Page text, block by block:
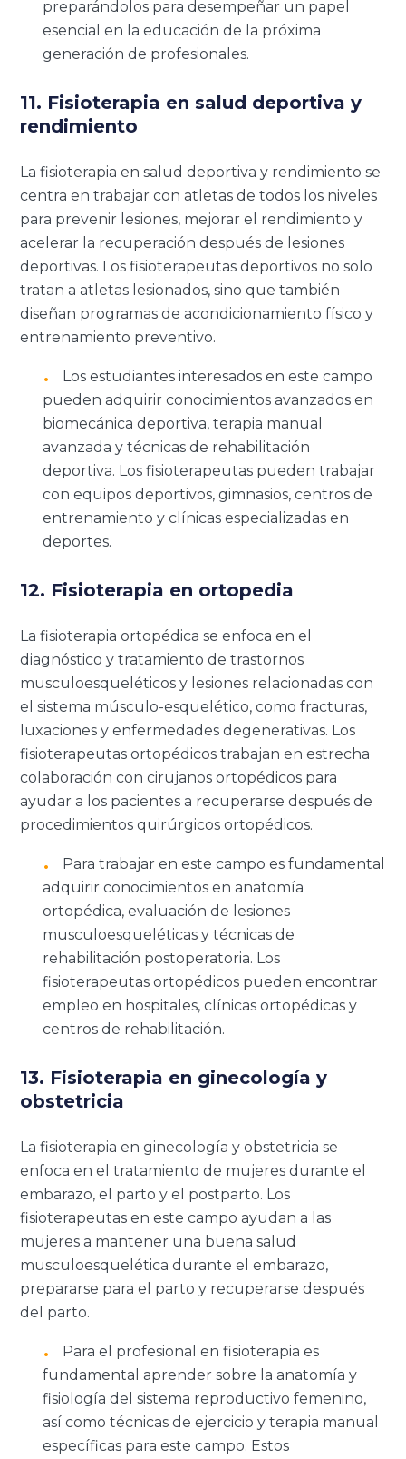
preparándolos para desempeñar un papel
esencial en la educación de la próxima
generación de profesionales.
11. Fisioterapia en salud deportiva y
rendimiento
La fisioterapia en salud deportiva y rendimiento se
centra en trabajar con atletas de todos los niveles
para prevenir lesiones, mejorar el rendimiento y
acelerar la recuperación después de lesiones
deportivas. Los fisioterapeutas deportivos no solo
tratan a atletas lesionados, sino que también
diseñan programas de acondicionamiento físico y
entrenamiento preventivo.
Los estudiantes interesados en este campo
pueden adquirir conocimientos avanzados en
biomecánica deportiva, terapia manual
avanzada y técnicas de rehabilitación
deportiva. Los fisioterapeutas pueden trabajar
con equipos deportivos, gimnasios, centros de
entrenamiento y clínicas especializadas en
deportes.
12. Fisioterapia en ortopedia
La fisioterapia ortopédica se enfoca en el
diagnóstico y tratamiento de trastornos
musculoesqueléticos y lesiones relacionadas con
el sistema músculo-esquelético, como fracturas,
luxaciones y enfermedades degenerativas. Los
fisioterapeutas ortopédicos trabajan en estrecha
colaboración con cirujanos ortopédicos para
ayudar a los pacientes a recuperarse después de
procedimientos quirúrgicos ortopédicos.
Para trabajar en este campo es fundamental
adquirir conocimientos en anatomía
ortopédica, evaluación de lesiones
musculoesqueléticas y técnicas de
rehabilitación postoperatoria. Los
fisioterapeutas ortopédicos pueden encontrar
empleo en hospitales, clínicas ortopédicas y
centros de rehabilitación.
13. Fisioterapia en ginecología y
obstetricia
La fisioterapia en ginecología y obstetricia se
enfoca en el tratamiento de mujeres durante el
embarazo, el parto y el postparto. Los
fisioterapeutas en este campo ayudan a las
mujeres a mantener una buena salud
musculoesquelética durante el embarazo,
prepararse para el parto y recuperarse después
del parto.
Para el profesional en fisioterapia es
fundamental aprender sobre la anatomía y
fisiología del sistema reproductivo femenino,
así como técnicas de ejercicio y terapia manual
específicas para este campo. Estos